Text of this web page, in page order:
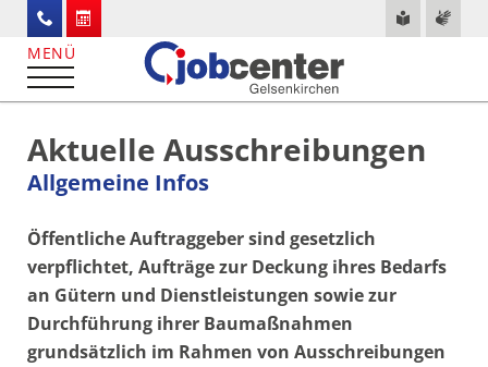
Aktuelle Ausschreibungen
Allgemeine Infos
Öffentliche Auftraggeber sind gesetzlich
verpflichtet, Aufträge zur Deckung ihres Bedarfs
an Gütern und Dienstleistungen sowie zur
Durchführung ihrer Baumaßnahmen
grundsätzlich im Rahmen von Ausschreibungen